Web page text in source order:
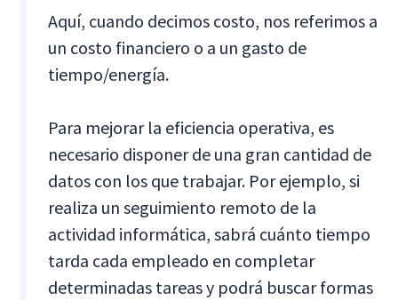
Aquí, cuando decimos costo, nos referimos a
un costo financiero o a un gasto de
tiempo/energía.
Para mejorar la eficiencia operativa, es
necesario disponer de una gran cantidad de
datos con los que trabajar. Por ejemplo, si
realiza un seguimiento remoto de la
actividad informática, sabrá cuánto tiempo
tarda cada empleado en completar
determinadas tareas y podrá buscar formas